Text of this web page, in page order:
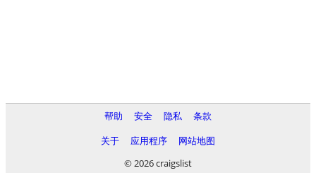
帮助 安全 隐私
条款
关于
应用程序
网站地图
© 2026 craigslist